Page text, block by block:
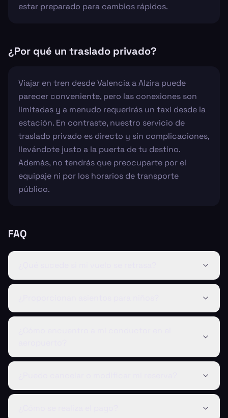
estar preparado para cambios rápidos.
¿Por qué un traslado privado?
Viajar en tren desde Valencia a Alzira puede
parecer conveniente, pero las conexiones son
limitadas y a menudo requerirás un taxi desde la
estación. En contraste, nuestro servicio de
traslado privado es directo y sin complicaciones,
llevándote justo a la puerta de tu destino.
Además, no tendrás que preocuparte por el
equipaje ni por los horarios de transporte
público.
FAQ